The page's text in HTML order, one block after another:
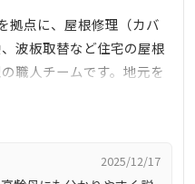
拠点に、屋根修理（カバ
波板取替など住宅の屋根
職人チームです。地元を
などにも出張し対応。現
ス”を提供します。今ま
、施工写真付きで事例多
2025/12/17